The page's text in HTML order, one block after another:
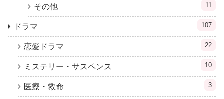
その他 11
ドラマ 107
恋愛ドラマ 22
ミステリー・サスペンス 10
医療・救命 3